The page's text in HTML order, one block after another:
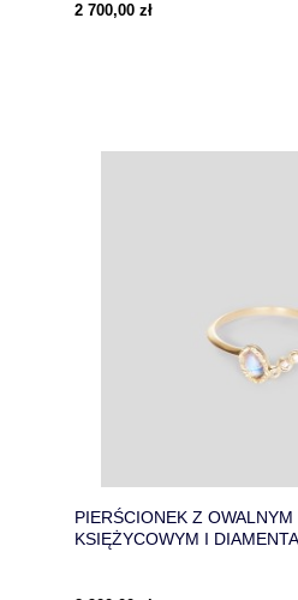
2 700,00 zł
PIERŚCIONEK Z
KSIĘŻYCOWYM I